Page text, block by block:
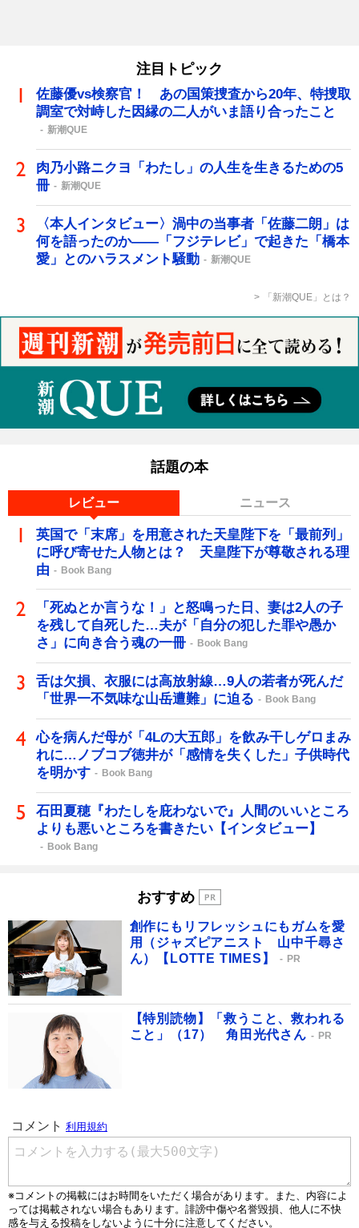
注目トピック
佐藤優vs検察官！ あの国策捜査から20年、特捜取
調室で対峙した因縁の二人がいま語り合ったこと
新潮QUE
肉乃小路ニクヨ「わたし」の人生を生きるための5
冊
新潮QUE
〈本人インタビュー〉渦中の当事者「佐藤二朗」は
何を語ったのか――「フジテレビ」で起きた「橋本
愛」とのハラスメント騒動
新潮QUE
「新潮QUE」とは？
話題の本
レビュー ニュース
英国で「末席」を用意された天皇陛下を「最前列」
に呼び寄せた人物とは？ 天皇陛下が尊敬される理
由
Book Bang
「死ぬとか言うな！」と怒鳴った日、妻は2人の子
を残して自死した…夫が「自分の犯した罪や愚か
さ」に向き合う魂の一冊
Book Bang
舌は欠損、衣服には高放射線…9人の若者が死んだ
「世界一不気味な山岳遭難」に迫る
Book Bang
心を病んだ母が「4Lの大五郎」を飲み干しゲロまみ
れに…ノブコブ徳井が「感情を失くした」子供時代
を明かす
Book Bang
石田夏穂『わたしを庇わないで』人間のいいところ
よりも悪いところを書きたい【インタビュー】
Book Bang
おすすめ
創作にもリフレッシュにもガムを愛
用（ジャズピアニスト 山中千尋さ
ん）【LOTTE TIMES】
PR
【特別読物】「救うこと、救われる
こと」（17） 角田光代さん
PR